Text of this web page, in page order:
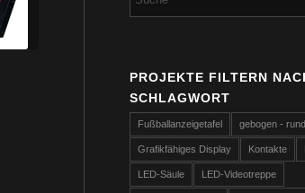
PROJEKTE FILTERN
SCHLAGWORT
Fußballanzeigetafel gebogen - rund
Grafikfähiges Display Kontakte
LED-Säule LED-Videotreppe